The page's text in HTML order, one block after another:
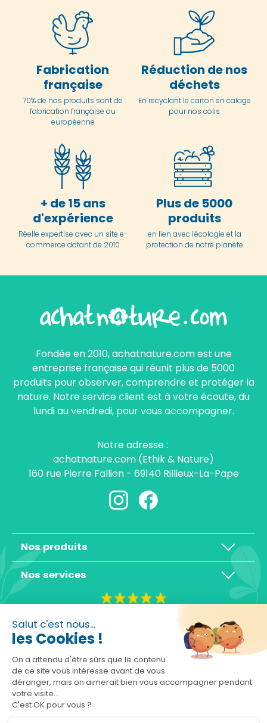
Salut c'est nous...
les Cookies !
On a attendu d'être sûrs que le contenu
de ce site vous intéresse avant de vous
déranger, mais on aimerait bien vous accompagner pendant
votre visite...
C'est OK pour vous ?
Fabrication
française
70% de nos produits sont de
fabrication française ou
européenne
Réduction de nos
déchets
En recyclant le carton en calage
pour nos colis
+ de 15 ans
d'expérience
Réelle expertise avec un site e-
commerce datant de 2010
Plus de 5000
produits
en lien avec l'écologie et la
protection de notre planète
Fondée en 2010, achatnature.com est une
entreprise française qui réunit plus de 5000
produits pour observer, comprendre et protéger la
nature. Notre service client est à votre écoute, du
lundi au vendredi, pour vous accompagner.
Notre adresse :
achatnature.com (Ethik & Nature)
160 rue Pierre Fallion - 69140 Rillieux-La-Pape
Nos produits
Nos services